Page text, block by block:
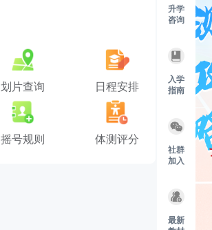
升学
咨询
入学
指南
社群
加入
最新
划片查询 日程安排
摇号规则 体测评分